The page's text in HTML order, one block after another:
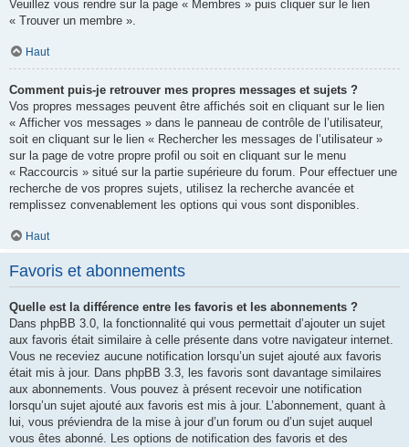
Veuillez vous rendre sur la page « Membres » puis cliquer sur le lien
« Trouver un membre ».
Haut
Comment puis-je retrouver mes propres messages et sujets ?
Vos propres messages peuvent être affichés soit en cliquant sur le lien
« Afficher vos messages » dans le panneau de contrôle de l’utilisateur,
soit en cliquant sur le lien « Rechercher les messages de l’utilisateur »
sur la page de votre propre profil ou soit en cliquant sur le menu
« Raccourcis » situé sur la partie supérieure du forum. Pour effectuer une
recherche de vos propres sujets, utilisez la recherche avancée et
remplissez convenablement les options qui vous sont disponibles.
Haut
Favoris et abonnements
Quelle est la différence entre les favoris et les abonnements ?
Dans phpBB 3.0, la fonctionnalité qui vous permettait d’ajouter un sujet
aux favoris était similaire à celle présente dans votre navigateur internet.
Vous ne receviez aucune notification lorsqu’un sujet ajouté aux favoris
était mis à jour. Dans phpBB 3.3, les favoris sont davantage similaires
aux abonnements. Vous pouvez à présent recevoir une notification
lorsqu’un sujet ajouté aux favoris est mis à jour. L’abonnement, quant à
lui, vous préviendra de la mise à jour d’un forum ou d’un sujet auquel
vous êtes abonné. Les options de notification des favoris et des